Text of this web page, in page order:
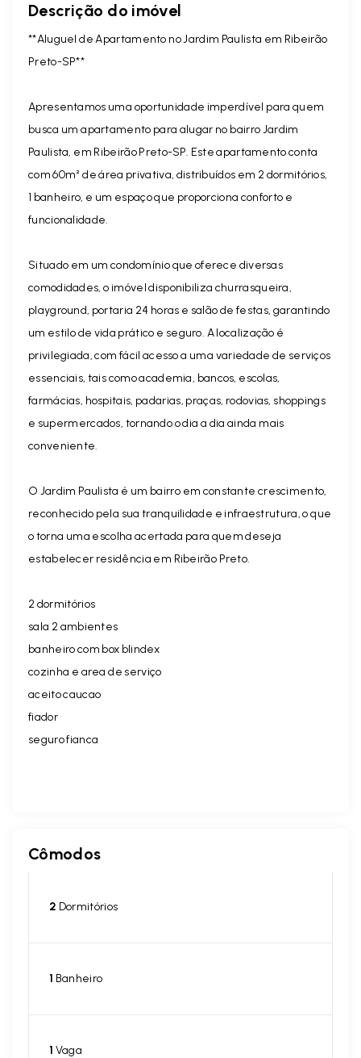
Descrição do imóvel
**Aluguel de Apartamento no Jardim Paulista em Ribeirão
Preto-SP**
Apresentamos uma oportunidade imperdível para quem
busca um apartamento para alugar no bairro Jardim
Paulista, em Ribeirão Preto-SP. Este apartamento conta
com 60m² de área privativa, distribuídos em 2 dormitórios,
1 banheiro, e um espaço que proporciona conforto e
funcionalidade.
Situado em um condomínio que oferece diversas
comodidades, o imóvel disponibiliza churrasqueira,
playground, portaria 24 horas e salão de festas, garantindo
um estilo de vida prático e seguro. A localização é
privilegiada, com fácil acesso a uma variedade de serviços
essenciais, tais como academia, bancos, escolas,
farmácias, hospitais, padarias, praças, rodovias, shoppings
e supermercados, tornando o dia a dia ainda mais
conveniente.
O Jardim Paulista é um bairro em constante crescimento,
reconhecido pela sua tranquilidade e infraestrutura, o que
o torna uma escolha acertada para quem deseja
estabelecer residência em Ribeirão Preto.
2 dormitórios
sala 2 ambientes
banheiro com box blindex
cozinha e area de serviço
aceito caucao
fiador
seguro fianca
Cômodos
2 Dormitórios
1 Banheiro
1 Vaga